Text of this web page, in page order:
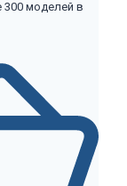
моделей в